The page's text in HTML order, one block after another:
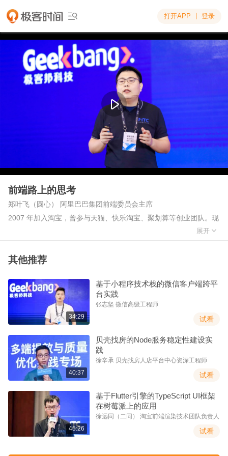
 打开APP 登录

前端路上的思考
郑叶飞（圆心） 阿里巴巴集团前端委员会主席
2007 年加入淘宝，曾参与天猫、快乐淘宝、聚划算等创业团队。现
负责淘宝终端技术团队与淘宝基础链路团队，推进了淘宝前端工程
委员会主席，致力于推进阿里前端的健康发展与价值体现，坚信可
用端技术为体验创造无限可能。作为 D2 前端技术论坛发起人之
一，一直乐于推进国内前端技术的交流与发展。
伴随着云 + 端、Serverless、小程序等的发展，必然会给前端带来
点从以下几个方面进行分享：
简单回顾下前端发展史：回顾里程碑，每一次的核心思想或技
当下面临的挑战与机会：今天的环境，对于前端来说存在着大
量的机会，很多体系值得我们勇往直前。
引领未来的技术：引领难也不难，来自于思考，来自于定义，
来自于推动，国内氛围有待改变。
展开 
其他推荐
34:29
基于小程序技术栈的微信客户端跨平
台实践
张志坚 微信高级工程师
试看
40:37
贝壳找房的Node服务稳定性建设实
践
徐辛承 贝壳找房人店平台中心资深工程师
试看
45:26
基于Flutter引擎的TypeScript UI框架
在树莓派上的应用
徐远同（二同） 淘宝前端渲染技术团队负责人
试看